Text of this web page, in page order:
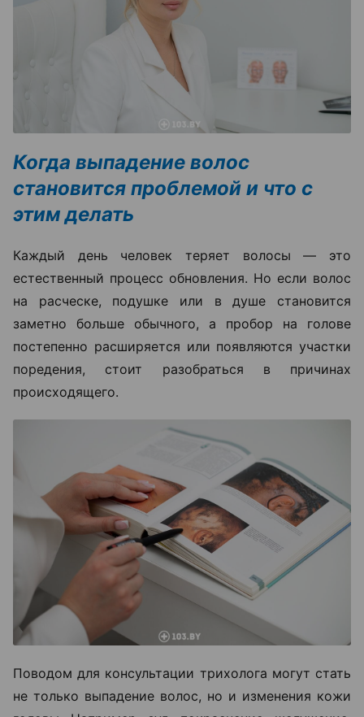
Когда выпадение волос
становится проблемой и что с
этим делать
Каждый день человек теряет волосы — это
естественный процесс обновления. Но если волос
на расческе, подушке или в душе становится
заметно больше обычного, а пробор на голове
постепенно расширяется или появляются участки
поредения, стоит разобраться в причинах
происходящего.
Поводом для консультации трихолога могут стать
не только выпадение волос, но и изменения кожи